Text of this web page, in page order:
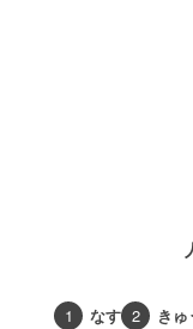
1 なす 2 きゅ